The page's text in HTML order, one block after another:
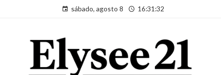
sábado, agosto 8 16:31:32